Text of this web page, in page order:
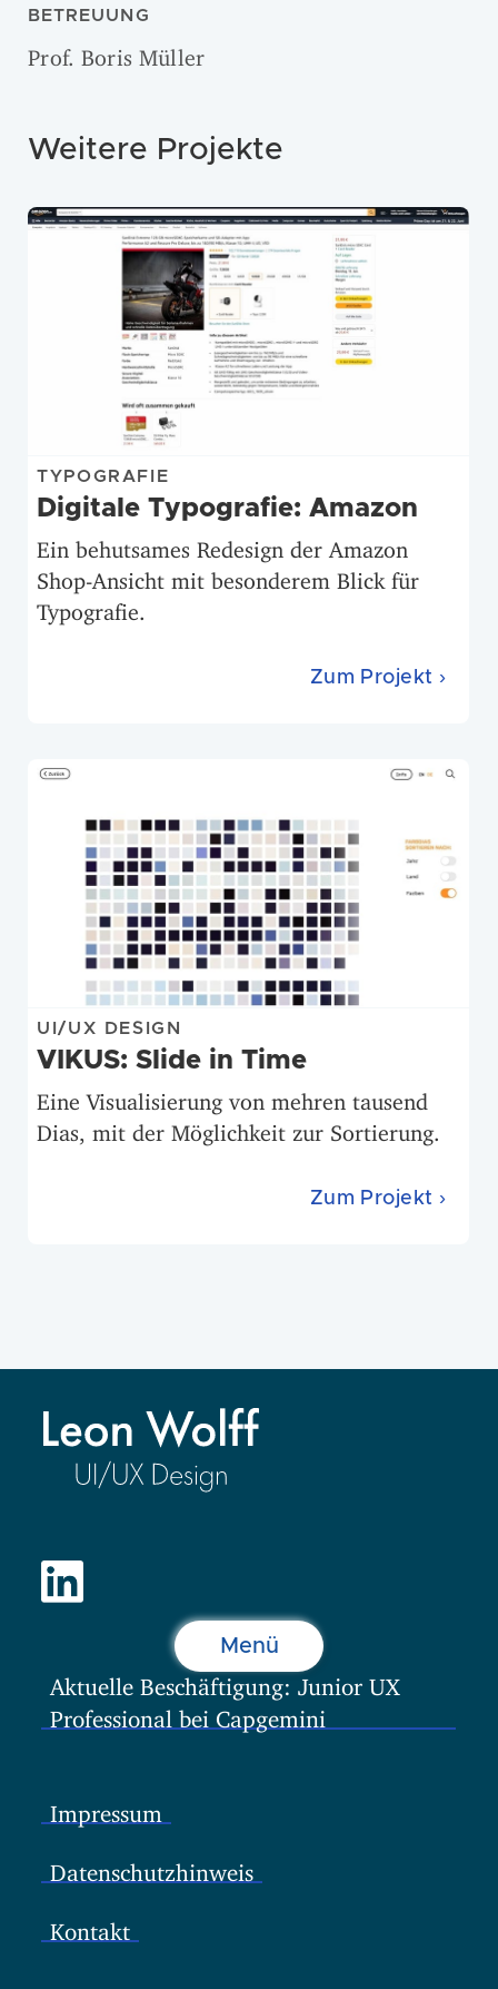
BETREUUNG
Prof. Boris Müller
Weitere Projekte
TYPOGRAFIE
Digitale Typografie: Amazon
Ein behutsames Redesign der Amazon
Shop-Ansicht mit besonderem Blick für
Typografie.
Zum Projekt ›
UI/UX DESIGN
VIKUS: Slide in Time
Eine Visualisierung von mehren tausend
Dias, mit der Möglichkeit zur Sortierung.
Zum Projekt ›
Menü
Aktuelle Beschäftigung: Junior UX
Professional bei Capgemini
Impressum
Datenschutzhinweis
Kontakt